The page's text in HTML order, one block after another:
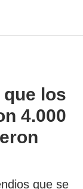
los
4.000
que se